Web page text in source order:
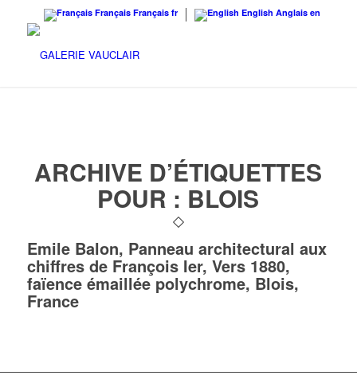
Français Français fr English Anglais en
ARCHIVE D’ÉTIQUETTES
POUR : BLOIS
Emile Balon, Panneau architectural aux
chiffres de François Ier, Vers 1880,
faïence émaillée polychrome, Blois,
France